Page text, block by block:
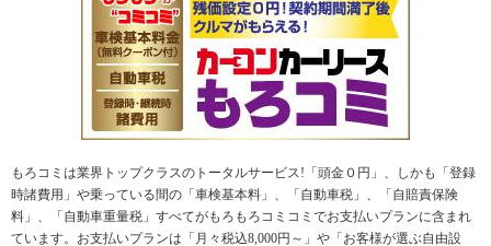
もろコミは業界トップクラスのトータルサービス!「頭金０円」、しかも「登録
時諸費用」や乗っている間の「車検基本料」、「自動車税」、「自賠責保険
料」、「自動車重量税」すべてがもろもろコミコミでお支払いプランに含まれ
ています。お支払いプランは「月々税込8,000円～」や「お客様が選ぶ自由設